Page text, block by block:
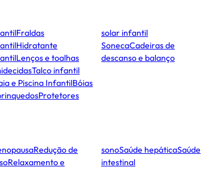
Fraldas
Hidratante
Lenços e toalhas
Talco infantil
e Piscina InfantilBóias
Protetores
solar infantil
SonecaCadeiras de
descanso e balanço
Redução de
Relaxamento e
sonoSaúde hepáticaSaúde
intestinal